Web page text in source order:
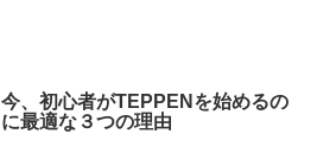
今、初心者がTEPPENを始めるの
に最適な３つの理由